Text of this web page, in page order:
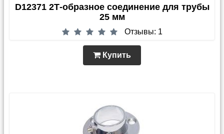
D12371 2Т-образное соединение для трубы
25 мм
Отзывы: 1
Купить